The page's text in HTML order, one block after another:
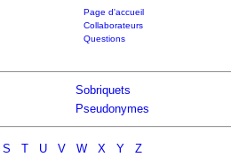
Page d'accueil
Collaborateurs
Questions
Sobriquets
Pseudonymes
S T U V W X Y Z